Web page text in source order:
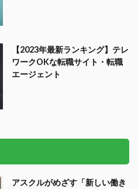
【2023年最新ランキング】テレ
ワークOKな転職サイト・転職
エージェント
アスクルがめざす「新しい働き